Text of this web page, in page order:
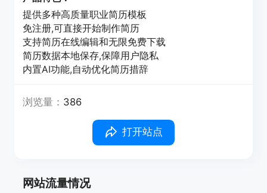
提供多种高质量职业简历模板
免注册,可直接开始制作简历
支持简历在线编辑和无限免费下载
简历数据本地保存,保障用户隐私
内置AI功能,自动优化简历措辞
浏览量： 386
打开站点
网站流量情况